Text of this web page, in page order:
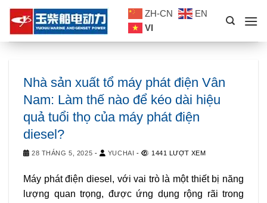
Skip
content
ZH-CN
EN
VI
Nhà sản xuất tổ máy phát điện Vân
Nam: Làm thế nào để kéo dài hiệu
quả tuổi thọ của máy phát điện
diesel?
28 THÁNG 5, 2025 - YUCHAI - 1441 LƯỢT XEM
Máy phát điện diesel, với vai trò là một thiết bị năng
lượng quan trọng, được ứng dụng rộng rãi trong